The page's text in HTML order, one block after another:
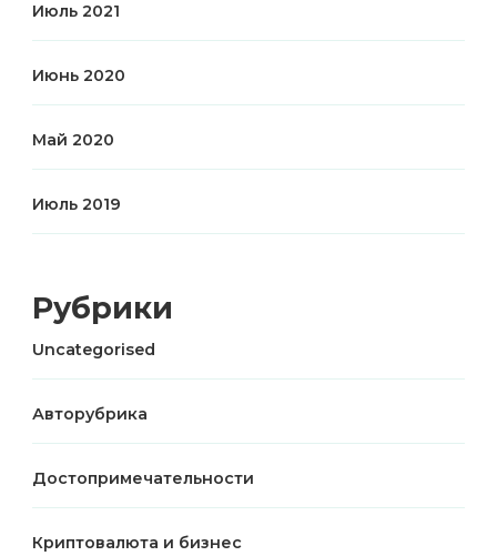
Июль 2021
Июнь 2020
Май 2020
Июль 2019
Рубрики
Uncategorised
Авторубрика
Достопримечательности
Криптовалюта и бизнес